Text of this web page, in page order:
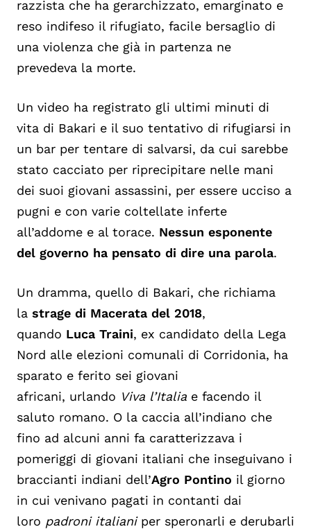
razzista che ha gerarchizzato, emarginato e
reso indifeso il rifugiato, facile bersaglio di
una violenza che già in partenza ne
prevedeva la morte.
Un video ha registrato gli ultimi minuti di
vita di Bakari e il suo tentativo di rifugiarsi in
un bar per tentare di salvarsi, da cui sarebbe
stato cacciato per riprecipitare nelle mani
dei suoi giovani assassini, per essere ucciso a
pugni e con varie coltellate inferte
all’addome e al torace. Nessun esponente
del governo ha pensato di dire una parola.
Un dramma, quello di Bakari, che richiama
la strage di Macerata del 2018,
quando Luca Traini, ex candidato della Lega
Nord alle elezioni comunali di Corridonia, ha
sparato e ferito sei giovani
africani, urlando Viva l’Italia e facendo il
saluto romano. O la caccia all’indiano che
fino ad alcuni anni fa caratterizzava i
pomeriggi di giovani italiani che inseguivano i
braccianti indiani dell’Agro Pontino il giorno
in cui venivano pagati in contanti dai
loro padroni italianiper speronarli e derubarli